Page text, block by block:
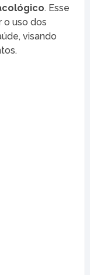
. Esse
o uso dos
visando